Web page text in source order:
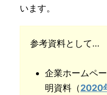
います。
参考資料として…
企業ホームペ
明資料（2020